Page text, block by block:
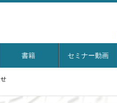
書籍 セミナー動画